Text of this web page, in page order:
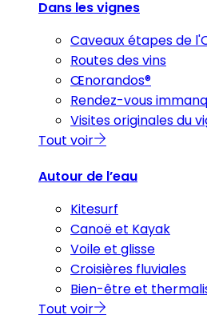
Dans les vignes
Caveaux étapes de
Routes des vins
Œnorandos®
Rendez-vous
Visites originales du
Tout voir
Autour de l’eau
Kitesurf
Canoë et Kayak
Voile et glisse
Croisières fluviales
Bien-être et
Tout voir